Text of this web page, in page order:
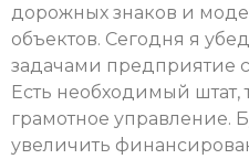
дорожных знаков и
объектов. Сегодня я
задачами предприятие
Есть необходимый штат,
грамотное управление.
увеличить